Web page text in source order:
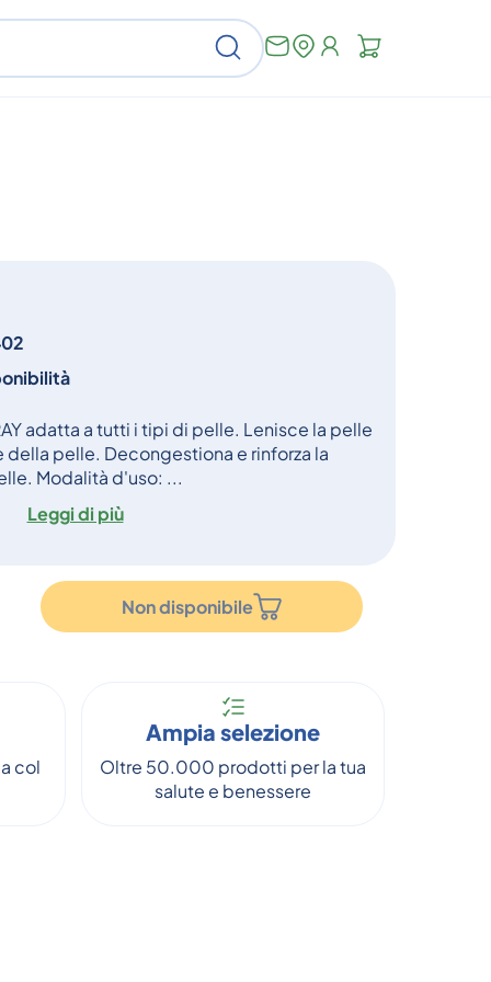
Cerca
adatta a tutti i tipi di pelle. Lenisce la pelle
della pelle. Decongestiona e rinforza la
Modalità d'uso: ...
Leggi di più
Non disponibile
col
Ampia selezione
Oltre 50.000 prodotti per la tua
salute e benessere